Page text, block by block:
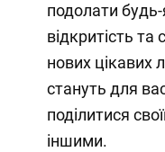
подолати
відкритість та
нових цікавих
стануть для
поділитися
іншими.